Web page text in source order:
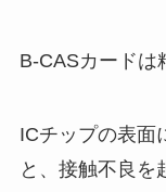
B-CASカードは
ICチップの表面
と、接触不良を